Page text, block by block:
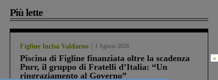
Più lette
Figline Incisa Valdarno 1 Agosto 2026
Piscina di Figline finanziata oltre la scadenza
Pnrr, il gruppo di Fratelli d’Italia: “Un
ringraziamento al Governo”
×